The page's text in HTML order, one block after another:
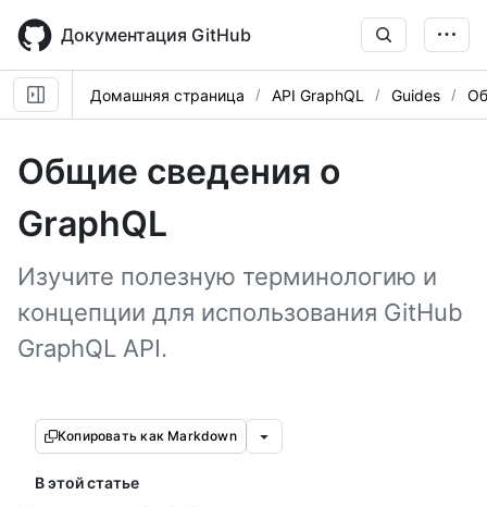
main
content
Документация GitHub
Домашняя страница API GraphQL Guides
Общие сведения о
GraphQL
Изучите полезную терминологию и
концепции для использования GitHub
GraphQL API.
Копировать как Markdown
В этой статье